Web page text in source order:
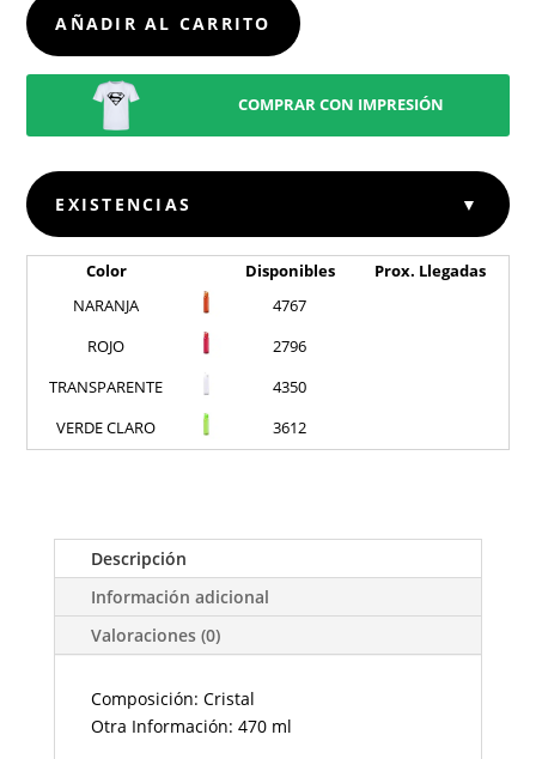
AÑADIR AL CARRITO
COMPRAR CON IMPRESIÓN
EXISTENCIAS ▼
Color Disponibles
Prox. Llegadas
NARANJA
4767
ROJO
2796
TRANSPARENTE
4350
VERDE CLARO
3612
Descripción
Información adicional
Valoraciones (0)
Composición: Cristal
Otra Información: 470 ml